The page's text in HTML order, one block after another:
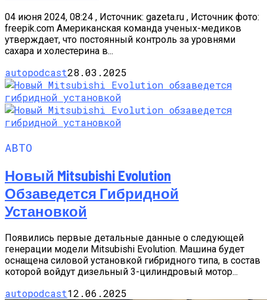
04 июня 2024, 08:24 , Источник: gazeta.ru , Источник фото:
freepik.com Американская команда ученых-медиков
утверждает, что постоянный контроль за уровнями
сахара и холестерина в...
autopodcast28.03.2025
АВТО
Новый Mitsubishi Evolution
Обзаведется Гибридной
Установкой
Появились первые детальные данные о следующей
генерации модели Mitsubishi Evolution. Машина будет
оснащена силовой установкой гибридного типа, в состав
которой войдут дизельный 3-цилиндровый мотор...
autopodcast12.06.2025